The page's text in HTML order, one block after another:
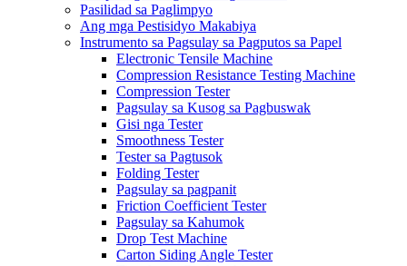
Pasilidad sa Paglimpyo
Ang mga Pestisidyo Makabiya
Instrumento sa Pagsulay sa Pagputos sa Papel
Electronic Tensile Machine
Compression Resistance Testing Machine
Compression Tester
Pagsulay sa Kusog sa Pagbuswak
Gisi nga Tester
Smoothness Tester
Tester sa Pagtusok
Folding Tester
Pagsulay sa pagpanit
Friction Coefficient Tester
Pagsulay sa Kahumok
Drop Test Machine
Carton Siding Angle Tester